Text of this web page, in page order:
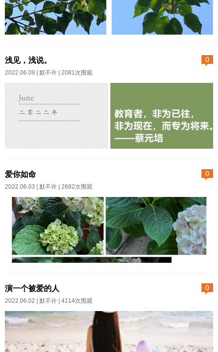
的世界憋着坏呢。于无声处，总
要有一声惊雷。...
领域大家爱好一致，但在B甚至包
括CD领域可能观点完全背道而
驰。所以求同存异在这个复杂的
持各自的立场，也不妨碍经常换
们都要与我保持一致”这种专横独
断的做派。“确认过眼神，我遇上
美，往往就是最美的美好……...
0
浅见，浅说。
2022.06.09 | 默不许 | 2081次围观
节总是稍纵即逝，转眼温度就高
了。一热我就穿短裤，方便又舒
服。但我爸不乐意。去年他指责
我：一个快要做婆婆的人，穿短
裤太不稳重啦。今年改变策略，
换语重心长恩威并施：最起码你
的裤子要超过膝盖，不然年纪大
你会磕头儿疼。磕头儿意即膝
思想，像他的口音一样倔强。我
说我热，然后挽起他的手摸我汗
津津的脑袋。他抽回去袖着手，
0
爱你如命
2022.06.03 | 默不许 | 2682次围观
不记得品种。不过我自觉这是优
点。就像当年好色的爷，一眼爱
上了女人，花多少钱多少气力也
非要领回去。但养在深闺就要忘
记她的出处她的名贵和她的特殊
0
演一个被爱的人
2022.06.02 | 默不许 | 4114次围观